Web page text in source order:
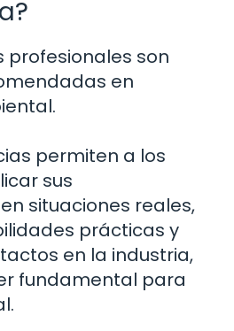
profesionales son
en
permiten a los
sus
situaciones reales,
prácticas y
en la industria,
fundamental para